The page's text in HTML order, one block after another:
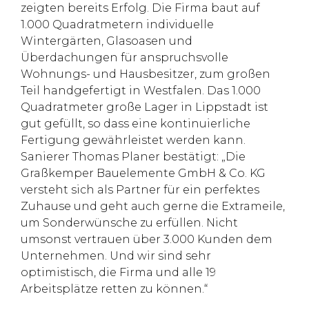
zeigten bereits Erfolg. Die Firma baut auf
1.000 Quadratmetern individuelle
Wintergärten, Glasoasen und
Überdachungen für anspruchsvolle
Wohnungs- und Hausbesitzer, zum großen
Teil handgefertigt in Westfalen. Das 1.000
Quadratmeter große Lager in Lippstadt ist
gut gefüllt, so dass eine kontinuierliche
Fertigung gewährleistet werden kann.
Sanierer Thomas Planer bestätigt: „Die
Graßkemper Bauelemente GmbH & Co. KG
versteht sich als Partner für ein perfektes
Zuhause und geht auch gerne die Extrameile,
um Sonderwünsche zu erfüllen. Nicht
umsonst vertrauen über 3.000 Kunden dem
Unternehmen. Und wir sind sehr
optimistisch, die Firma und alle 19
Arbeitsplätze retten zu können.“